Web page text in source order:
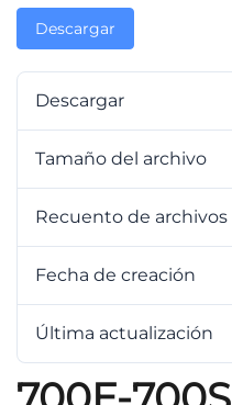
Descargar
Descargar
Tamaño del archivo
Recuento de archivos
Fecha de creación
Última actualización